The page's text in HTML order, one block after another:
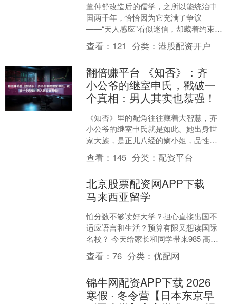
董仲舒改造后的儒学，之所以能统治中
国两千年，恰恰因为它充满了争议
——“天人感应”看似迷信，却藏着约束皇
权的智慧；“儒法融合”表面是道德教化，
实则是集权统治的“双....
查看： 121 分类：港股配资开户
翻倍赚平台 《知否》：齐
小公爷的继室申氏，戳破一
个真相：男人其实也慕强！
《知否》里的配角往往藏着大智慧，齐
小公爷的继室申氏就是如此。她出身世
家大族，是正儿八经的嫡小姐，品性端
正、脑子通透，和明兰、张大娘子、海
氏一样，都是那个年代里 ....
查看： 145 分类：配资平台
北京股票配资网APP下载
马来西亚留学
怕分数不够读好大学？担心直接出国不
适应语言和生活？预算有限又想读国际
名校？ 今天给家长和同学带来985 高校
独家对接的马来西亚 1+3 留学项目——1
年在国内....
查看：76 分类：优配网
锦牛网配资APP下载 2026
寒假 · 冬令营【日本东京早